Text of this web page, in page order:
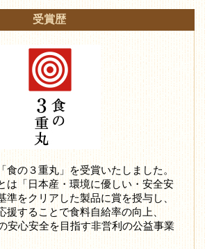
受賞歴
食の３重丸」を受賞いたしました。
は「日本産・環境に優しい・安全安
準をクリアした製品に賞を授与し、
援することで食料自給率の向上、
安心安全を目指す非営利の公益事業